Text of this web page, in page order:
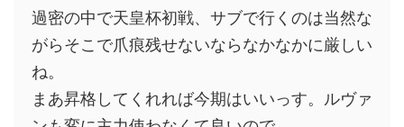
過密の中で天皇杯初戦、サブで行くのは当然な
がらそこで爪痕残せないならなかなかに厳しい
ね。
まあ昇格してくれれば今期はいいっす。ルヴァ